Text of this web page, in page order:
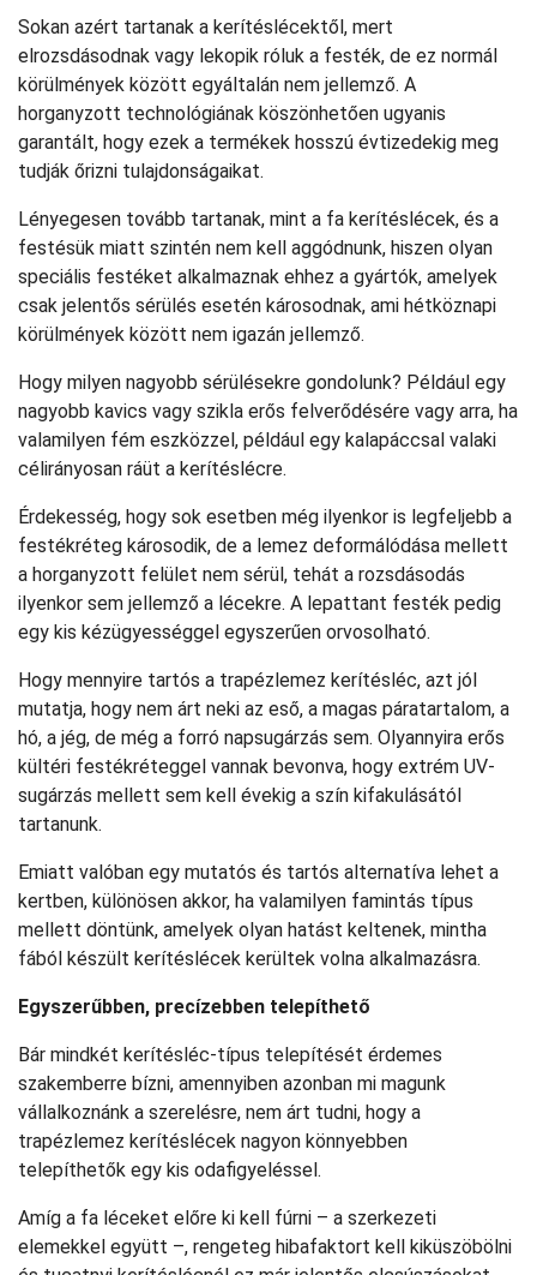
Sokan azért tartanak a kerítéslécektől, mert
elrozsdásodnak vagy lekopik róluk a festék, de ez normál
körülmények között egyáltalán nem jellemző. A
horganyzott technológiának köszönhetően ugyanis
garantált, hogy ezek a termékek hosszú évtizedekig meg
tudják őrizni tulajdonságaikat.
Lényegesen tovább tartanak, mint a fa kerítéslécek, és a
festésük miatt szintén nem kell aggódnunk, hiszen olyan
speciális festéket alkalmaznak ehhez a gyártók, amelyek
csak jelentős sérülés esetén károsodnak, ami hétköznapi
körülmények között nem igazán jellemző.
Hogy milyen nagyobb sérülésekre gondolunk? Például egy
nagyobb kavics vagy szikla erős felverődésére vagy arra, ha
valamilyen fém eszközzel, például egy kalapáccsal valaki
célirányosan ráüt a kerítéslécre.
Érdekesség, hogy sok esetben még ilyenkor is legfeljebb a
festékréteg károsodik, de a lemez deformálódása mellett
a horganyzott felület nem sérül, tehát a rozsdásodás
ilyenkor sem jellemző a lécekre. A lepattant festék pedig
egy kis kézügyességgel egyszerűen orvosolható.
Hogy mennyire tartós a trapézlemez kerítésléc, azt jól
mutatja, hogy nem árt neki az eső, a magas páratartalom, a
hó, a jég, de még a forró napsugárzás sem. Olyannyira erős
kültéri festékréteggel vannak bevonva, hogy extrém UV-
sugárzás mellett sem kell évekig a szín kifakulásától
tartanunk.
Emiatt valóban egy mutatós és tartós alternatíva lehet a
kertben, különösen akkor, ha valamilyen famintás típus
mellett döntünk, amelyek olyan hatást keltenek, mintha
fából készült kerítéslécek kerültek volna alkalmazásra.
Egyszerűbben, precízebben telepíthető
Bár mindkét kerítésléc-típus telepítését érdemes
szakemberre bízni, amennyiben azonban mi magunk
vállalkoznánk a szerelésre, nem árt tudni, hogy a
trapézlemez kerítéslécek nagyon könnyebben
telepíthetők egy kis odafigyeléssel.
Amíg a fa léceket előre ki kell fúrni – a szerkezeti
elemekkel együtt –, rengeteg hibafaktort kell kiküszöbölni